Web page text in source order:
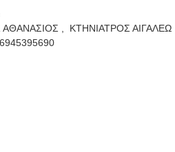
,
ΚΤΗΝΙΑΤΡΟΣ ΑΙΓΑΛΕΩ ,
6945395690